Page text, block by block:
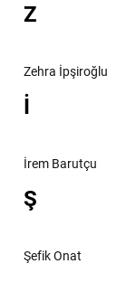
Z
Zehra İpşiroğlu
İ
İrem Barutçu
Ş
Şefik Onat